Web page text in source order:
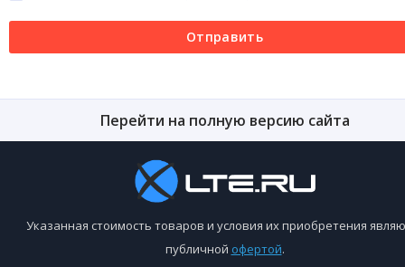
Отправить
Перейти на полную версию сайта
Указанная стоимость товаров и условия их приобретения
публичной офертой.